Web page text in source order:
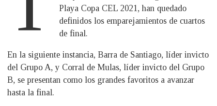
Playa Copa CEL 2021, han quedado
definidos los emparejamientos de cuartos
de final.
En la siguiente instancia, Barra de Santiago, líder invicto
del Grupo A, y Corral de Mulas, líder invicto del Grupo
B, se presentan como los grandes favoritos a avanzar
hasta la final.